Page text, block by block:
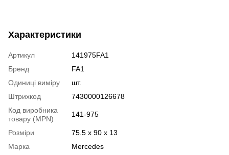
Характеристики
Артикул
141975FA1
Бренд
FA1
Одиниці виміру
шт.
Штрихкод
7430000126678
Код виробника
товару (MPN)
141-975
Розміри
75.5 x 90 x 13
Марка
Mercedes